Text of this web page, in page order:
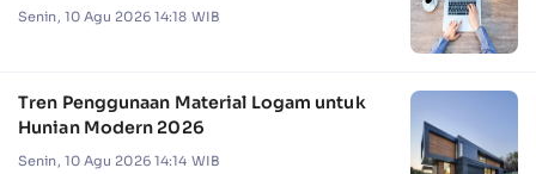
Senin, 10 Agu 2026 14:18 WIB
Tren Penggunaan Material Logam untuk
Hunian Modern 2026
Senin, 10 Agu 2026 14:14 WIB